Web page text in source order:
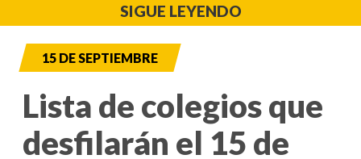
SIGUE LEYENDO
15 DE SEPTIEMBRE
Lista de colegios que
desfilarán el 15 de